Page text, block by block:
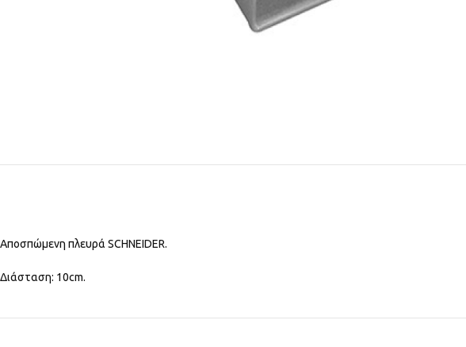
Αποσπώμενη πλευρά SCHNEIDER.
Διάσταση: 10cm.